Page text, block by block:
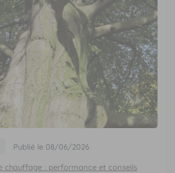
Publié le 08/06/2026
chauffage : performance et conseils